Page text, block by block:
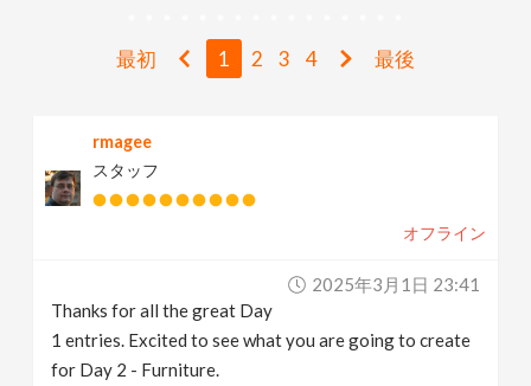
最初 1 2 3 4 最後
rmagee
スタッフ
オフライン
2025年3月1日 23:41
Thanks for all the great Day
1 entries. Excited to see what you are going to create
for Day 2 - Furniture.